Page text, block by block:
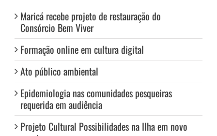
Maricá recebe projeto de restauração do
Consórcio Bem Viver
Formação online em cultura digital
Ato público ambiental
Epidemiologia nas comunidades pesqueiras
requerida em audiência
Projeto Cultural Possibilidades na Ilha em novo